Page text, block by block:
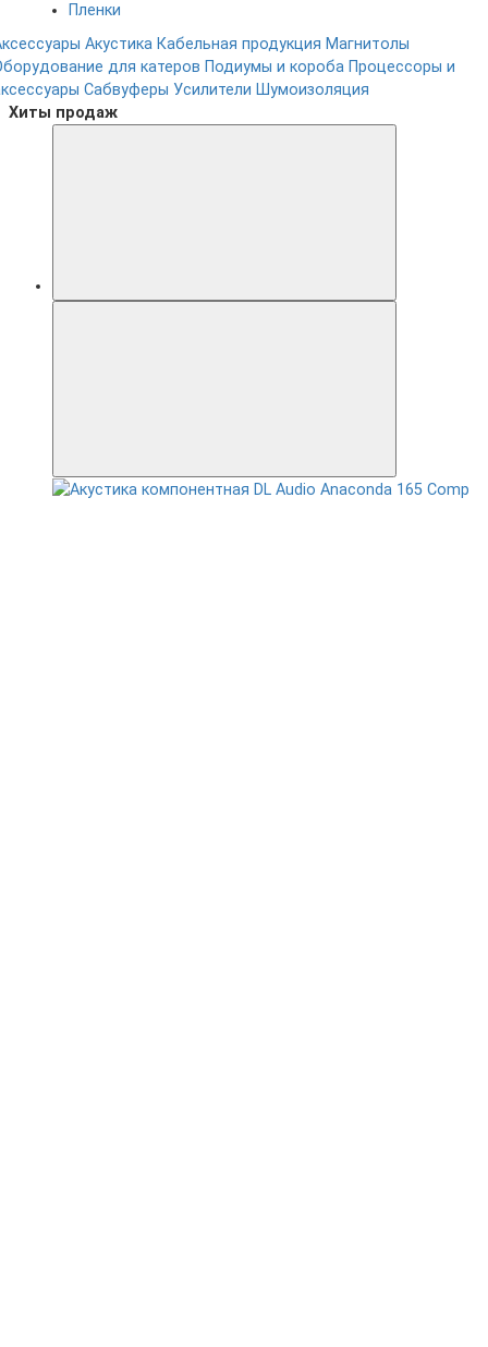
Пленки
Акустика Кабельная продукция Магнитолы
для катеров Подиумы и короба Процессоры и
Сабвуферы Усилители Шумоизоляция
Хиты продаж